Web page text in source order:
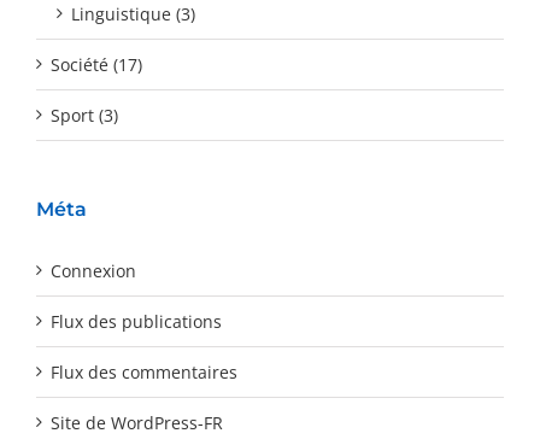
Linguistique (3)
Société (17)
Sport (3)
Méta
Connexion
Flux des publications
Flux des commentaires
Site de WordPress-FR